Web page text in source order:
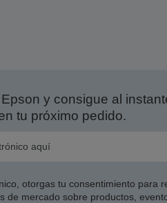
y consigue al
tu próximo pedido.
otorgas tu consentimiento para
mercado sobre productos,